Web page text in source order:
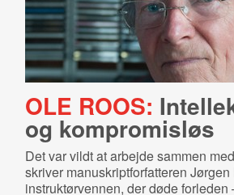
OLE ROOS:
og kompromisløs
Det var vildt at arbejde sammen
skriver manuskriptforfatteren
instruktørvennen, der døde forleden